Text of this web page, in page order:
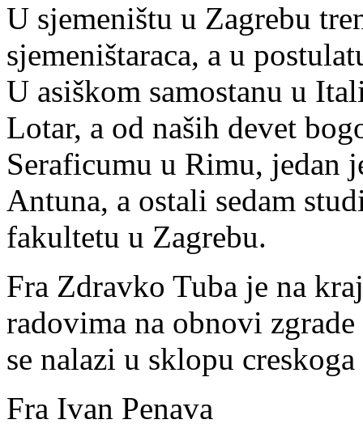
U sjemeništu u Zagrebu
sjemeništaraca, a u
U asiškom samostanu u
Lotar, a od naših devet
Seraficumu u Rimu, jedan
Antuna, a ostali sedam
fakultetu u Zagrebu.
Fra Zdravko Tuba je na
radovima na obnovi
se nalazi u sklopu
Fra Ivan Penava